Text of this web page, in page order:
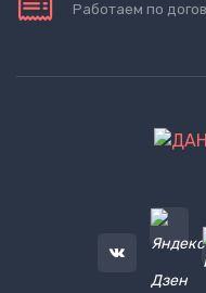
Работаем по